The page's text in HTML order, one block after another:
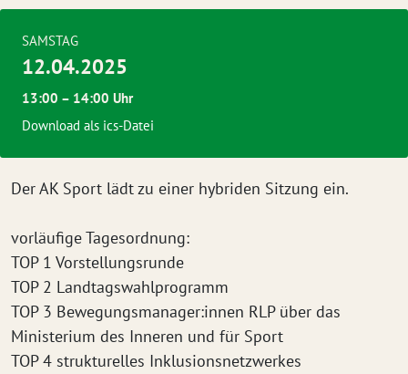
Der AK Sport lädt zu einer hybriden Sitzung ein.
vorläufige Tagesordnung:
TOP 1 Vorstellungsrunde
TOP 2 Landtagswahlprogramm
TOP 3 Bewegungsmanager:innen RLP über das
Ministerium des Inneren und für Sport
TOP 4 strukturelles Inklusionsnetzwerkes
SAMSTAG
12.04.2025
13:00 – 14:00 Uhr
Download als ics-Datei